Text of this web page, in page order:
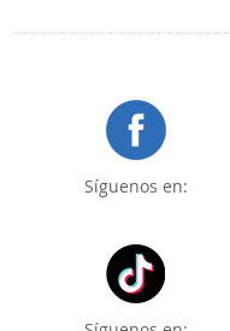
Síguenos en: